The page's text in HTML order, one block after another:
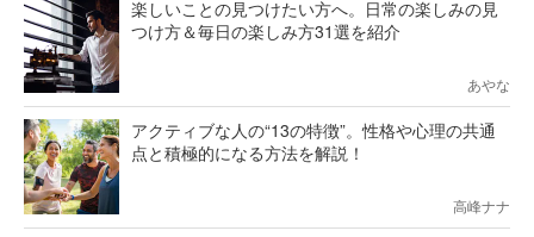
楽しいことの見つけたい方へ。日常の楽しみの見
つけ方＆毎日の楽しみ方31選を紹介
あやな
アクティブな人の“13の特徴”。性格や心理の共通
点と積極的になる方法を解説！
高峰ナナ